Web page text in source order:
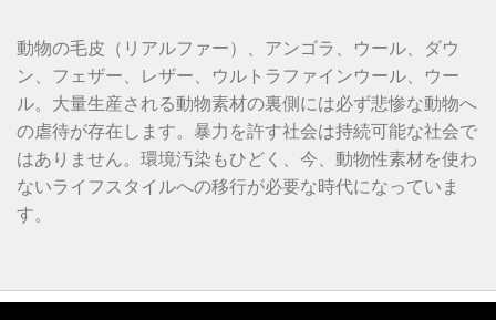
動物の毛皮（リアルファー）、アンゴラ、ウール、ダウ
ン、フェザー、レザー、ウルトラファインウール、ウー
ル。大量生産される動物素材の裏側には必ず悲惨な動物へ
の虐待が存在します。暴力を許す社会は持続可能な社会で
はありません。環境汚染もひどく、今、動物性素材を使わ
ないライフスタイルへの移行が必要な時代になっていま
す。